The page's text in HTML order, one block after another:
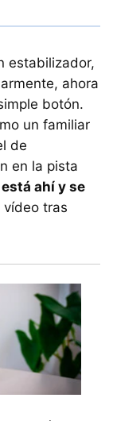
estabilizador,
ahora
botón.
un familiar
de
en la pista
ahí y se
vídeo tras